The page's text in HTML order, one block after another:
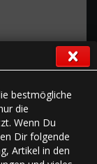
bestmögliche
die
Wenn Du
Dir folgende
Artikel in den